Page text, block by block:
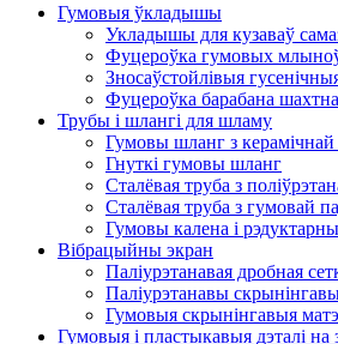
Гумовыя ўкладышы
Укладышы для кузаваў
Фуцероўка гумовых
Зносаўстойлівыя
Фуцероўка барабана
Трубы і шлангі для шламу
Гумовы шланг з керамічнай
Гнуткі гумовы шланг
Сталёвая труба з
Сталёвая труба з гумовай
Гумовы калена і
Вібрацыйны экран
Паліурэтанавая дробная
Паліурэтанавы
Гумовыя скрынінгавыя
Гумовыя і пластыкавыя дэталі на